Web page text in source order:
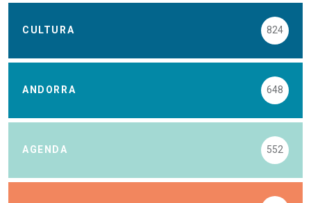
CULTURA 824
ANDORRA 648
AGENDA 552